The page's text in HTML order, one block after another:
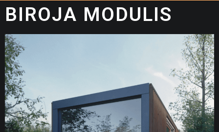
BIROJA MODULIS